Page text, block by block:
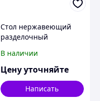
Стол нержавеющий
разделочный
полки ASKitchen ASKO-
16/6
В наличии
Цену уточняйте
Написать